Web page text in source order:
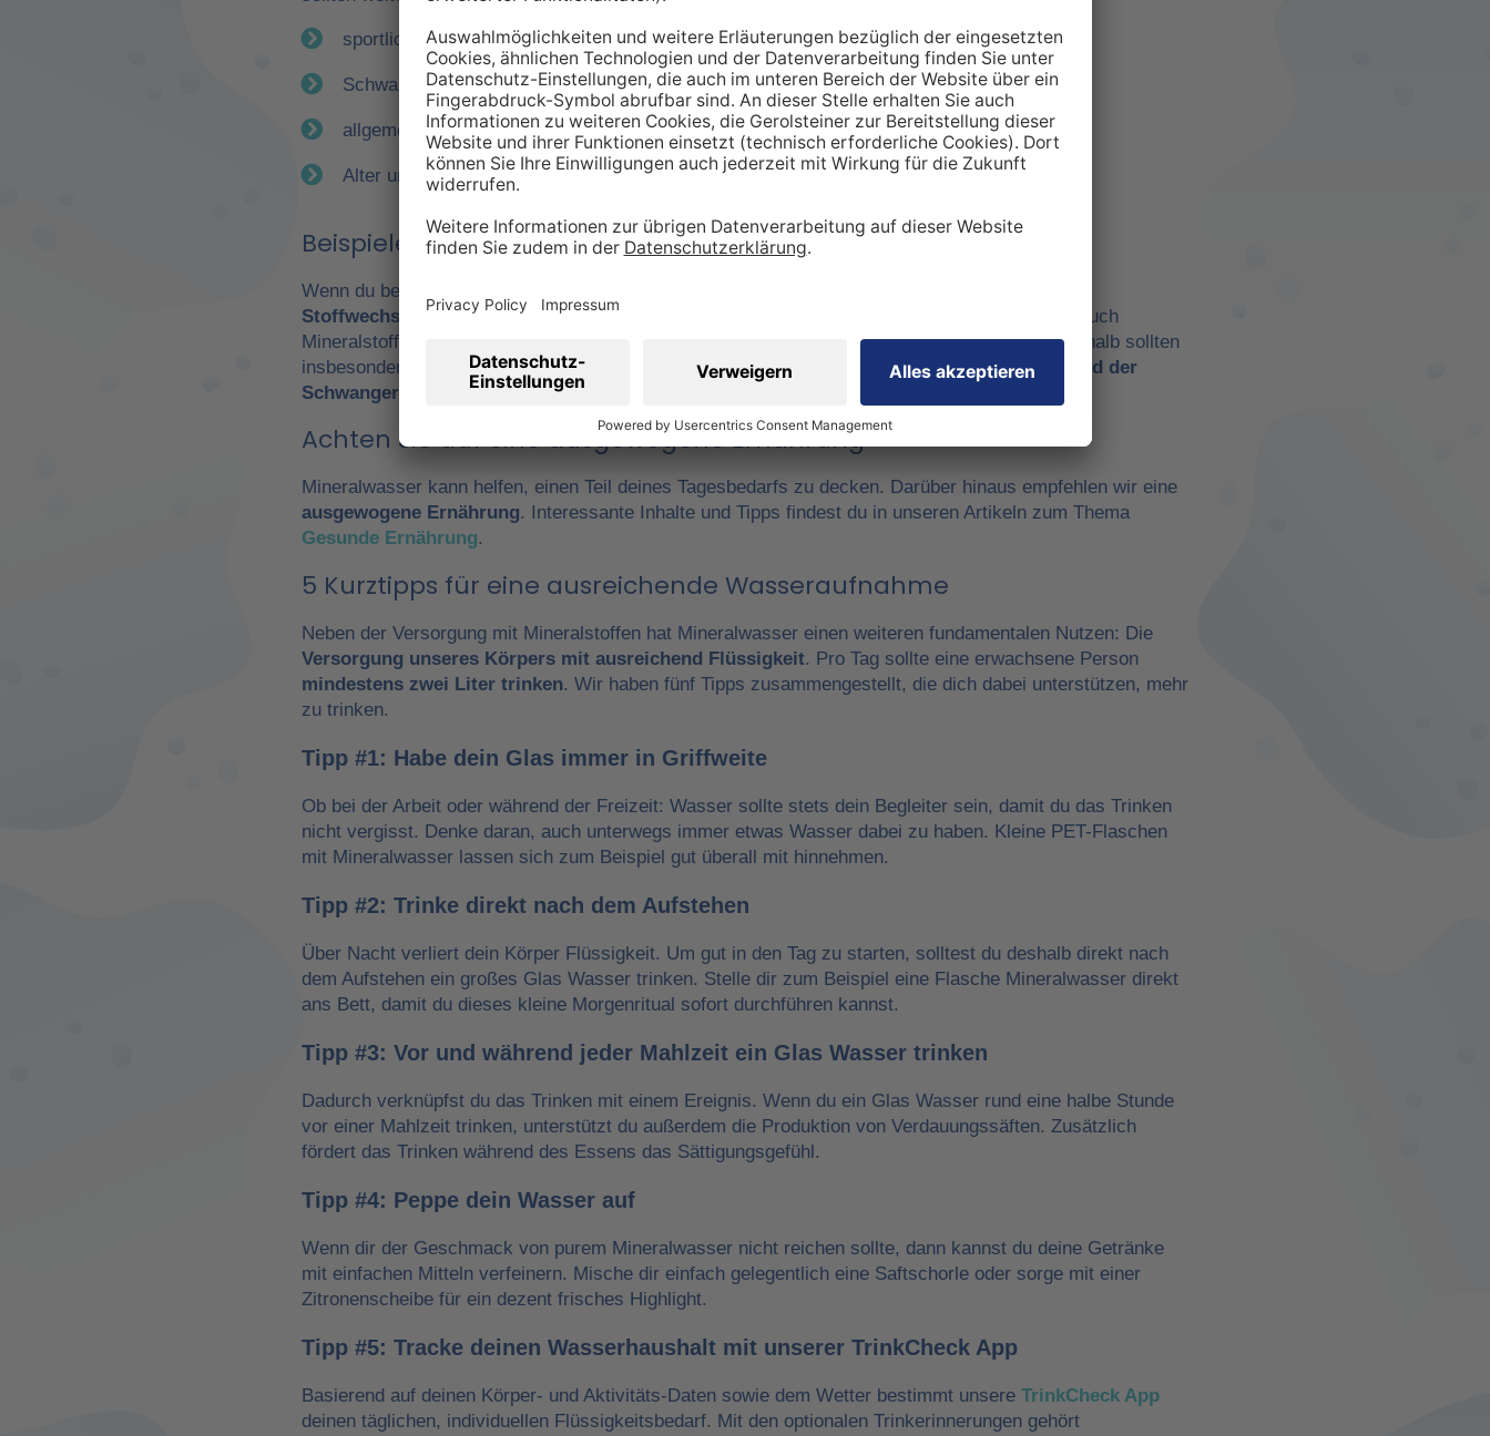
sportliche Betätigung
Schwangerschaft
allgemeiner Gesundheitszustand
Alter und Geschlecht
Beispiele für einen Mehrbedarf an Mineralstoffen
Wenn du beispielsweise viel
Stoffwechsel
. Daraus ergibt sich ein höherer Bedarf an Nährstoffen wie Vitaminen aber eben auch
Mineralstoffen. Gerade Natrium, Calcium oder Magnesium sind in diesem Kontext wichtig. Deshalb sollten
insbesondere Leistungssportler auf eine ausreichende Zufuhr achtgeben. Ebenso ist eswährend der
Schwangerschaft
wichtig, den veränderten Bedarf zu berücksichtigen.
Achten Sie auf eine ausgewogene Ernährung
Mineralwasser kann helfen, einen Teil deines Tagesbedarfs zu decken. Darüber hinaus empfehlen wir eine
ausgewogene Ernährung. Interessante Inhalte und Tipps findest du in unseren Artikeln zum Thema
Gesunde Ernährung.
5 Kurztipps für eine ausreichende Wasseraufnahme
Neben der Versorgung mit Mineralstoffen hat Mineralwasser einen weiteren fundamentalen Nutzen: Die
Versorgung unseres Körpers mit ausreichend Flüssigkeit. Pro Tag sollte eine erwachsene Person
mindestens zwei Liter trinken. Wir haben fünf Tipps zusammengestellt, die dich dabei unterstützen, mehr
zu trinken.
Tipp #1: Habe dein Glas immer in Griffweite
Ob bei der Arbeit oder während der Freizeit: Wasser sollte stets dein Begleiter sein, damit du das Trinken
nicht vergisst. Denke daran, auch unterwegs immer etwas Wasser dabei zu haben. Kleine PET-Flaschen
mit Mineralwasser lassen sich zum Beispiel gut überall mit hinnehmen.
Tipp #2: Trinke direkt nach dem Aufstehen
Über Nacht verliert dein Körper Flüssigkeit. Um gut in den Tag zu starten, solltest du deshalb direkt nach
dem Aufstehen ein großes Glas Wasser trinken. Stelle dir zum Beispiel eine Flasche Mineralwasser direkt
ans Bett, damit du dieses kleine Morgenritual sofort durchführen kannst.
Tipp #3: Vor und während jeder Mahlzeit ein Glas Wasser trinken
Dadurch verknüpfst du das Trinken mit einem Ereignis. Wenn du ein Glas Wasser rund eine halbe Stunde
vor einer Mahlzeit trinken, unterstützt du außerdem die Produktion von Verdauungssäften. Zusätzlich
fördert das Trinken während des Essens das Sättigungsgefühl.
Tipp #4: Peppe dein Wasser auf
Wenn dir der Geschmack von purem Mineralwasser nicht reichen sollte, dann kannst du deine Getränke
mit einfachen Mitteln verfeinern. Mische dir einfach gelegentlich eine Saftschorle oder sorge mit einer
Zitronenscheibe für ein dezent frisches Highlight.
Tipp #5: Tracke deinen Wasserhaushalt mit unserer TrinkCheck App
Basierend auf deinen Körper- und Aktivitäts-Daten sowie dem Wetter bestimmt unsere TrinkCheck App
deinen täglichen, individuellen Flüssigkeitsbedarf. Mit den optionalen Trinkerinnerungen gehört